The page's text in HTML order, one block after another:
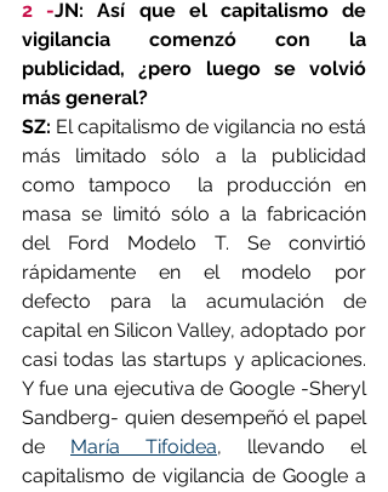
2 -JN: Así que el capitalismo de
vigilancia comenzó con la
publicidad, ¿pero luego se volvió
más general?
SZ: El capitalismo de vigilancia no está
más limitado sólo a la publicidad
como tampoco  la producción en
masa se limitó sólo a la fabricación
del Ford Modelo T. Se convirtió
rápidamente en el modelo por
defecto para la acumulación de
capital en Silicon Valley, adoptado por
casi todas las startups y aplicaciones.
Y fue una ejecutiva de Google -Sheryl
Sandberg- quien desempeñó el papel
de María Tifoidea, llevando el
capitalismo de vigilancia de Google a